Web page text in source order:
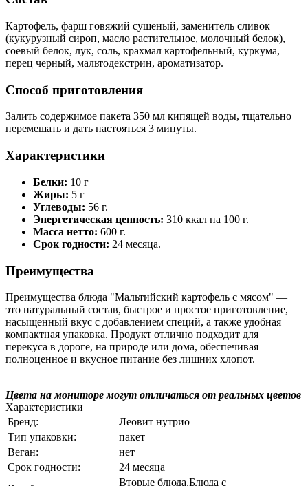
Картофель, фарш говяжий сушеный, заменитель сливок
(кукурузный сироп, масло растительное, молочный белок),
соевый белок, лук, соль, крахмал картофельный, куркума,
перец черный, мальтодекстрин, ароматизатор.
Способ приготовления
Залить содержимое пакета 350 мл кипящей воды, тщательно
перемешать и дать настояться 3 минуты.
Характеристики
Белки: 10 г
Жиры: 5 г
Углеводы: 56 г.
Энергетическая ценность: 310 ккал на 100 г.
Масса нетто: 600 г.
Срок годности: 24 месяца.
Преимущества
Преимущества блюда "Мальтийский картофель с мясом" —
это натуральный состав, быстрое и простое приготовление,
насыщенный вкус с добавлением специй, а также удобная
компактная упаковка. Продукт отлично подходит для
перекуса в дороге, на природе или дома, обеспечивая
полноценное и вкусное питание без лишних хлопот.
Цвета на мониторе могут отличаться от реальных цветов
Характеристики
Бренд:
Леовит нутрио
Тип упаковки:
пакет
Веган:
нет
Срок годности:
24 месяца
Вторые блюда,Блюда с